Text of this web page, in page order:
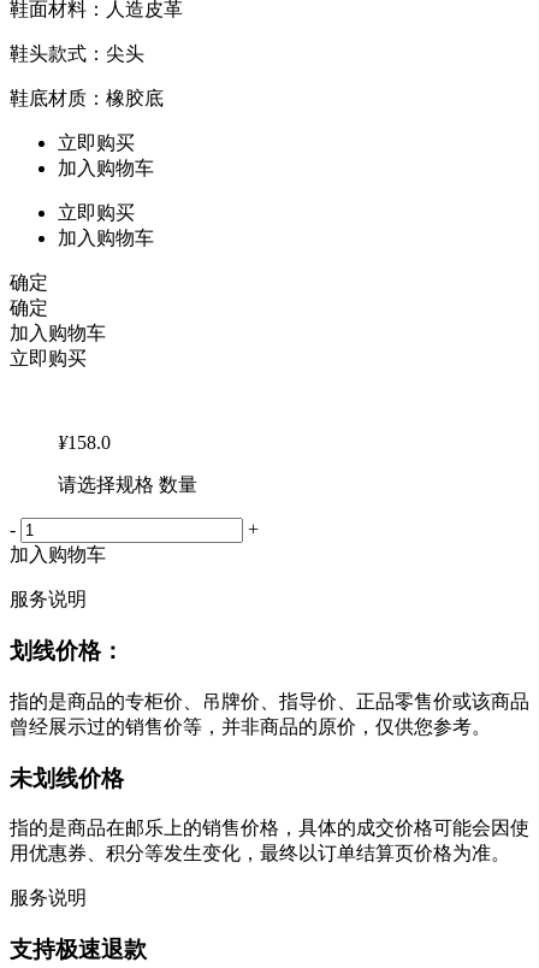
鞋面材料：人造皮革
鞋头款式：尖头
鞋底材质：橡胶底
立即购买
加入购物车
立即购买
加入购物车
确定
确定
加入购物车
立即购买
¥158.0
请选择规格 数量
-
+
加入购物车
服务说明
划线价格：
指的是商品的专柜价、吊牌价、指导价、正品零售价或该商品
曾经展示过的销售价等，并非商品的原价，仅供您参考。
未划线价格
指的是商品在邮乐上的销售价格，具体的成交价格可能会因使
用优惠券、积分等发生变化，最终以订单结算页价格为准。
服务说明
支持极速退款